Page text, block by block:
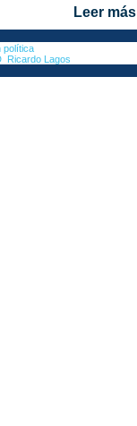
Leer más
política
Ricardo Lagos